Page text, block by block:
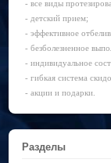
- все виды
- детский прием;
- эффективное
- безболезненное
- индивидуальное
- гибкая система
- акции и подарки.
Разделы